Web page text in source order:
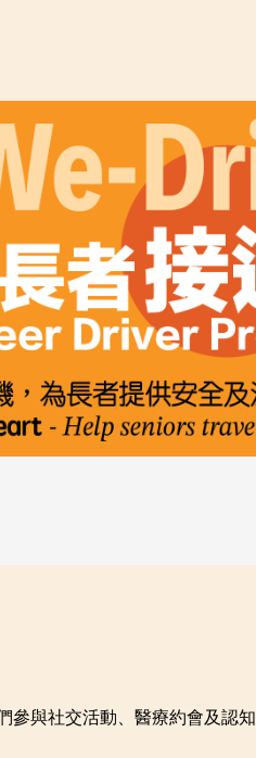
與社交活動、醫療約會及認